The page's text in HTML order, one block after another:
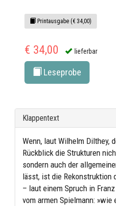
Printausgabe (€ 34,00)
€ 34,00 lieferbar
Leseprobe
Klappentext
Wenn, laut Wilhelm Dilthey,
Rückblick die Strukturen
sondern auch der
lässt, ist die Rekonstruktion
– laut einem Spruch in
vom armen Spielmann: